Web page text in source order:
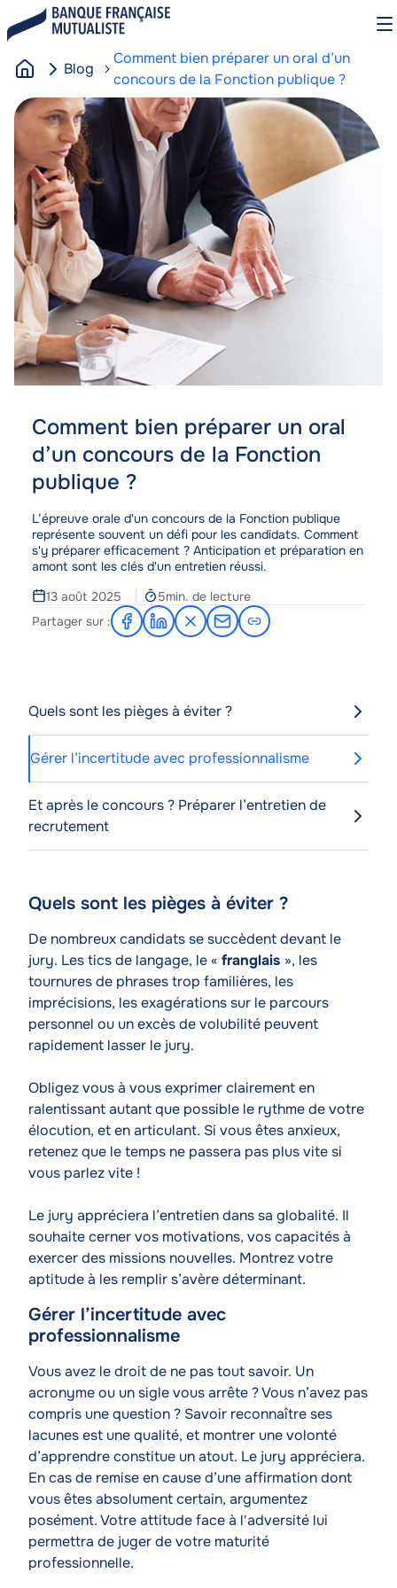
au
principal
c
u
e
i
l
Blog
Comment bien préparer un oral d’un
concours de la Fonction publique ?
Comment bien préparer un oral
d’un concours de la Fonction
publique ?
Corps
L’épreuve orale d'un concours de la Fonction publique
représente souvent un défi pour les candidats. Comment
s'y préparer efficacement ? Anticipation et préparation en
amont sont les clés d'un entretien réussi.
13 août 2025
Temps
de
lecture
5min. de lecture
Partager sur :
Partager
sur
Partager
sur
Partager
sur
Partager
par
Image
Image
Quels sont les pièges à éviter ?
Gérer l’incertitude avec professionnalisme
Et après le concours ? Préparer l’entretien de
recrutement
Contenu
l'article
Quels sont les pièges à éviter ?
Texte
De nombreux candidats se succèdent devant le
jury. Les tics de langage, le « franglais », les
tournures de phrases trop familières, les
imprécisions, les exagérations sur le parcours
personnel ou un excès de volubilité peuvent
rapidement lasser le jury.
Obligez vous à vous exprimer clairement en
ralentissant autant que possible le rythme de votre
élocution, et en articulant. Si vous êtes anxieux,
retenez que le temps ne passera pas plus vite si
vous parlez vite !
Le jury appréciera l’entretien dans sa globalité. Il
souhaite cerner vos motivations, vos capacités à
exercer des missions nouvelles. Montrez votre
aptitude à les remplir s’avère déterminant.
Gérer l’incertitude avec
professionnalisme
Texte
Vous avez le droit de ne pas tout savoir. Un
acronyme ou un sigle vous arrête ? Vous n’avez pas
compris une question ? Savoir reconnaître ses
lacunes est une qualité, et montrer une volonté
d’apprendre constitue un atout. Le jury appréciera.
En cas de remise en cause d’une affirmation dont
vous êtes absolument certain, argumentez
posément. Votre attitude face à l'adversité lui
permettra de juger de votre maturité
professionnelle.